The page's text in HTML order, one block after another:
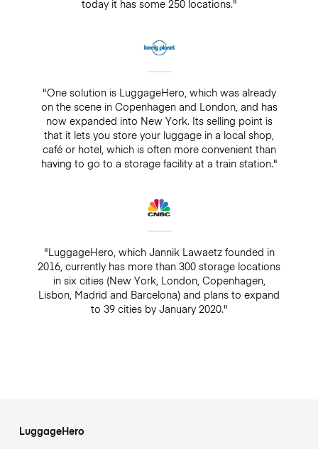
today it has some 250 locations."
"One solution is LuggageHero, which was already
on the scene in Copenhagen and London, and has
now expanded into New York. Its selling point is
that it lets you store your luggage in a local shop,
café or hotel, which is often more convenient than
having to go to a storage facility at a train station."
"LuggageHero, which Jannik Lawaetz founded in
2016, currently has more than 300 storage locations
in six cities (New York, London, Copenhagen,
Lisbon, Madrid and Barcelona) and plans to expand
to 39 cities by January 2020."
LuggageHero